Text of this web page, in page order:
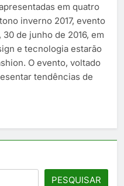
em quatro
inverno 2017, evento
de junho de 2016, em
e tecnologia estarão
O evento, voltado
tendências de
PESQUISAR